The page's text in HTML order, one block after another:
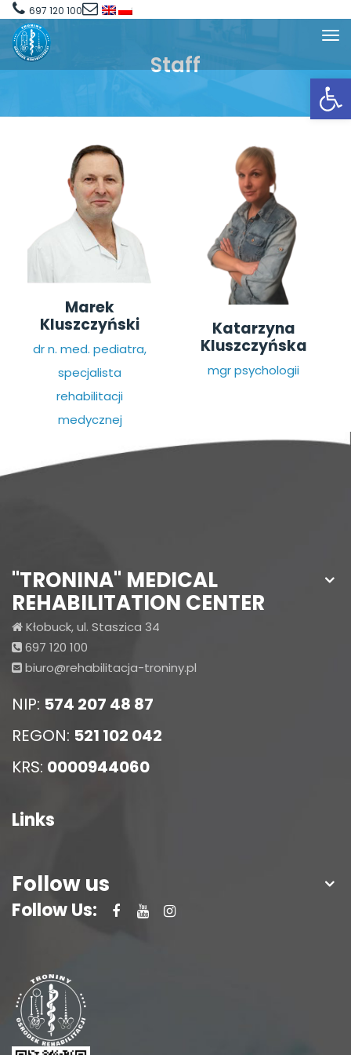
Open toolbar
697 120 100
Staff
Marek
Kluszczyński
dr n. med. pediatra,
specjalista
rehabilitacji
medycznej
Katarzyna
Kluszczyńska
mgr psychologii
"TRONINA" MEDICAL
REHABILITATION CENTER
Kłobuck, ul. Staszica 34
697 120 100
biuro@rehabilitacja-troniny.pl
NIP: 574 207 48 87
REGON: 521 102 042
KRS: 0000944060
Links
Follow us
Follow Us: